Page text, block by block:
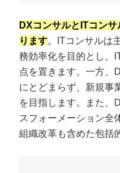
DXコンサルとITコン
ります。ITコンサルは
務効率化を目的とし、
点を置きます。一方、
にとどまらず、新規事
を目指します。また、
スフォーメーション全
組織改革も含めた包括